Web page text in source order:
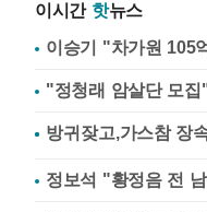
이시간 핫뉴스
이승기 "차가원 105
"정청래 암살단 모집
정보석 "황정음 전